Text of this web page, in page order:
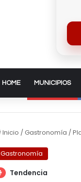
HOME MUNICIPIOS
Inicio /Gastronomía /
Gastronomía
Tendencia